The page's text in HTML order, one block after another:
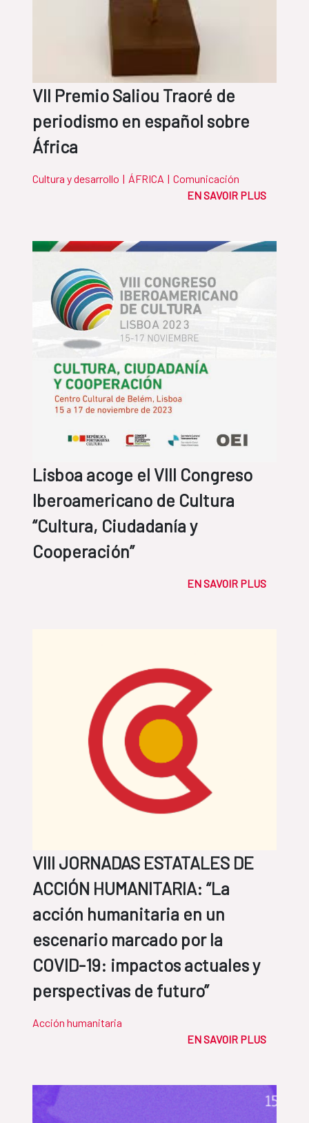
VII Premio Saliou Traoré de
periodismo en español sobre
África
Cultura y desarrollo | ÁFRICA | Comunicación
EN SAVOIR PLUS
Lisboa acoge el VIII Congreso
Iberoamericano de Cultura
“Cultura, Ciudadanía y
Cooperación”
EN SAVOIR PLUS
VIII JORNADAS ESTATALES DE
ACCIÓN HUMANITARIA: “La
acción humanitaria en un
escenario marcado por la
COVID-19: impactos actuales y
perspectivas de futuro”
Acción humanitaria
EN SAVOIR PLUS